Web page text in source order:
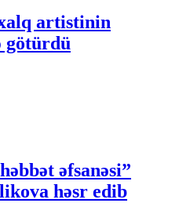
artistinin
götürdü
əfsanəsi”
həsr edib